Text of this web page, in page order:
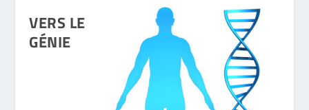
VERS LE
GÉNIE